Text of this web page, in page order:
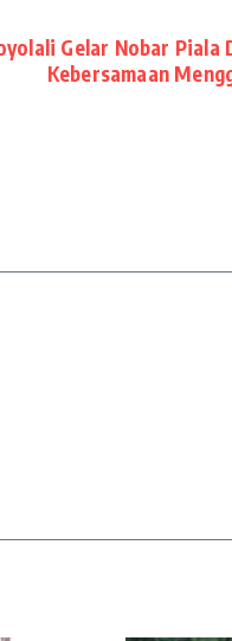
Gelar Nobar Piala
Kebersamaan